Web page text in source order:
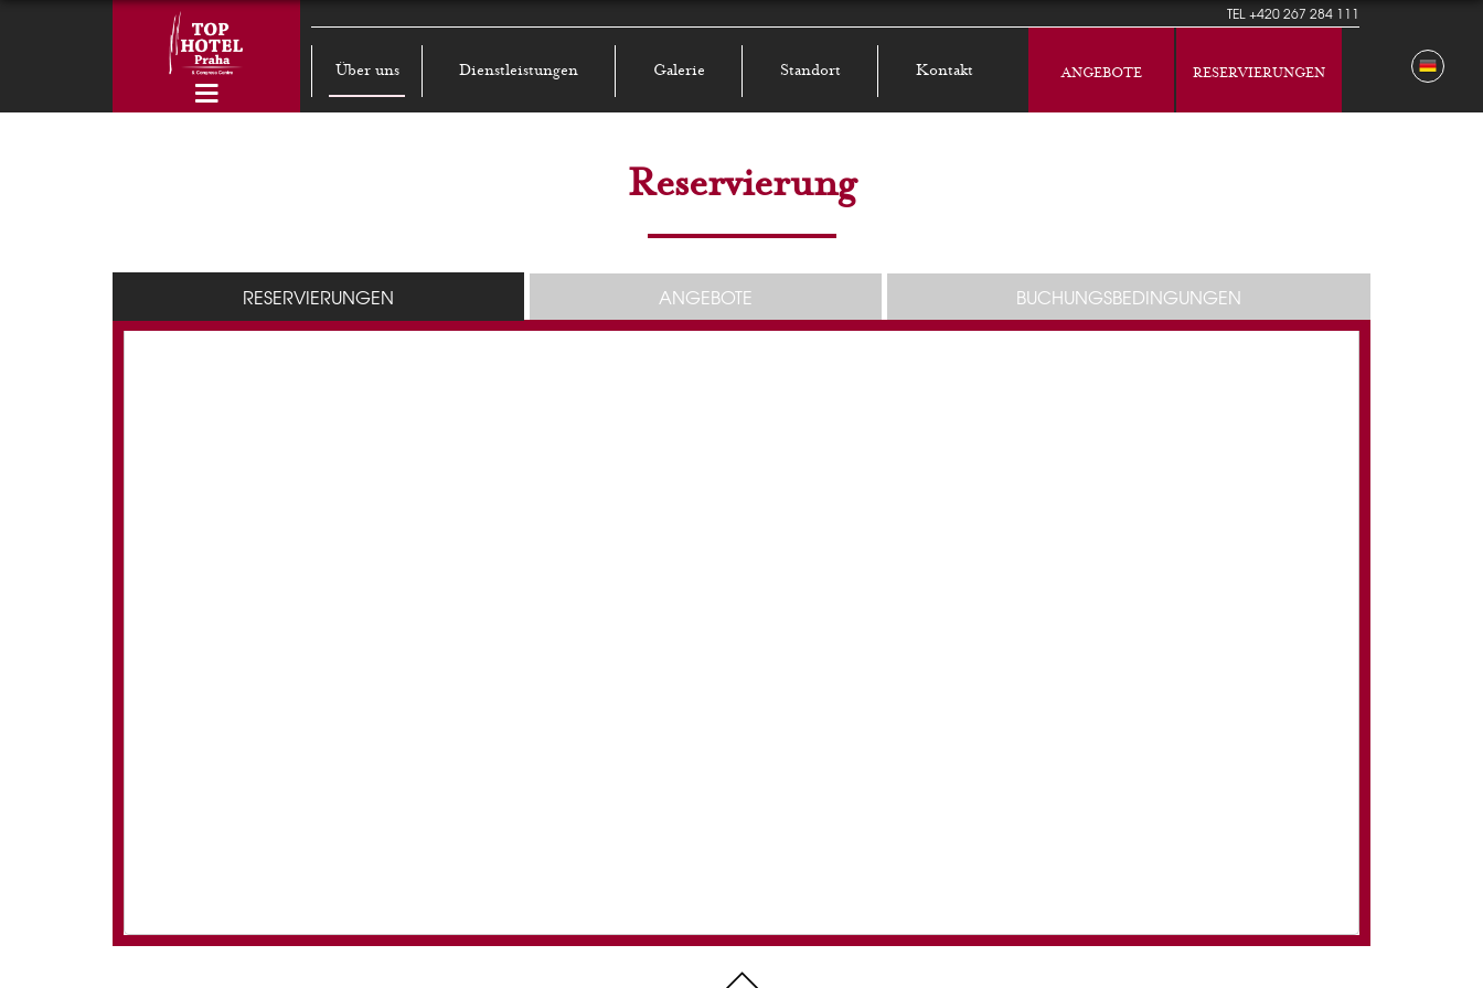
TEL+420 267 284 111
Über uns Dienstleistungen Galerie Standort Kontakt ANGEBOTE RESERVIERUNGEN
Reservierung
RESERVIERUNGEN ANGEBOTE BUCHUNGSBEDINGUNGEN